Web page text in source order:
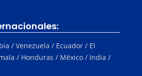
/ Venezuela / Ecuador / El
/ Honduras / México / India /